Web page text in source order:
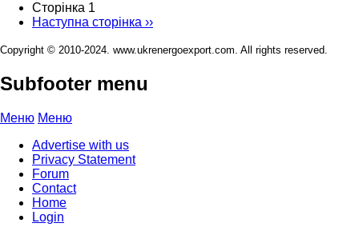
Сторінка 1
Наступна сторінка ››
Copyright © 2010-2024. www.ukrenergoexport.com. All rights reserved.
Subfooter menu
Меню Меню
Advertise with us
Privacy Statement
Forum
Contact
Home
Login